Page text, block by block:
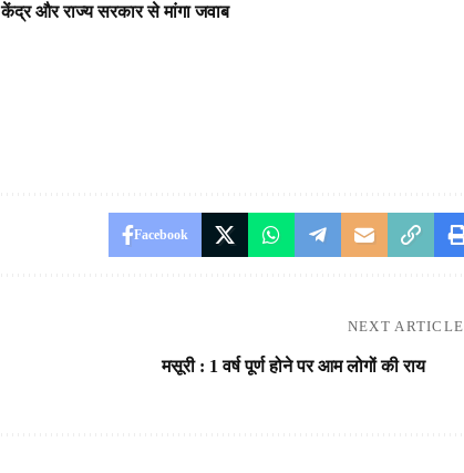
और राज्य सरकार से मांगा जवाब
Facebook
NEXT ARTICLE
मसूरी : 1 वर्ष पूर्ण होने पर आम लोगों की राय